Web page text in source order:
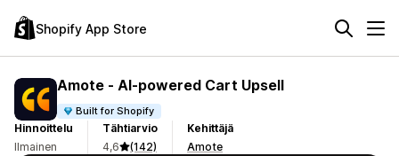
Shopify App Store
Amote ‑ AI‑powered Cart Upsell
Built for Shopify
Hinnoittelu
Ilmainen
Tähtiarvio
4,6
(142)
Kehittäjä
Amote